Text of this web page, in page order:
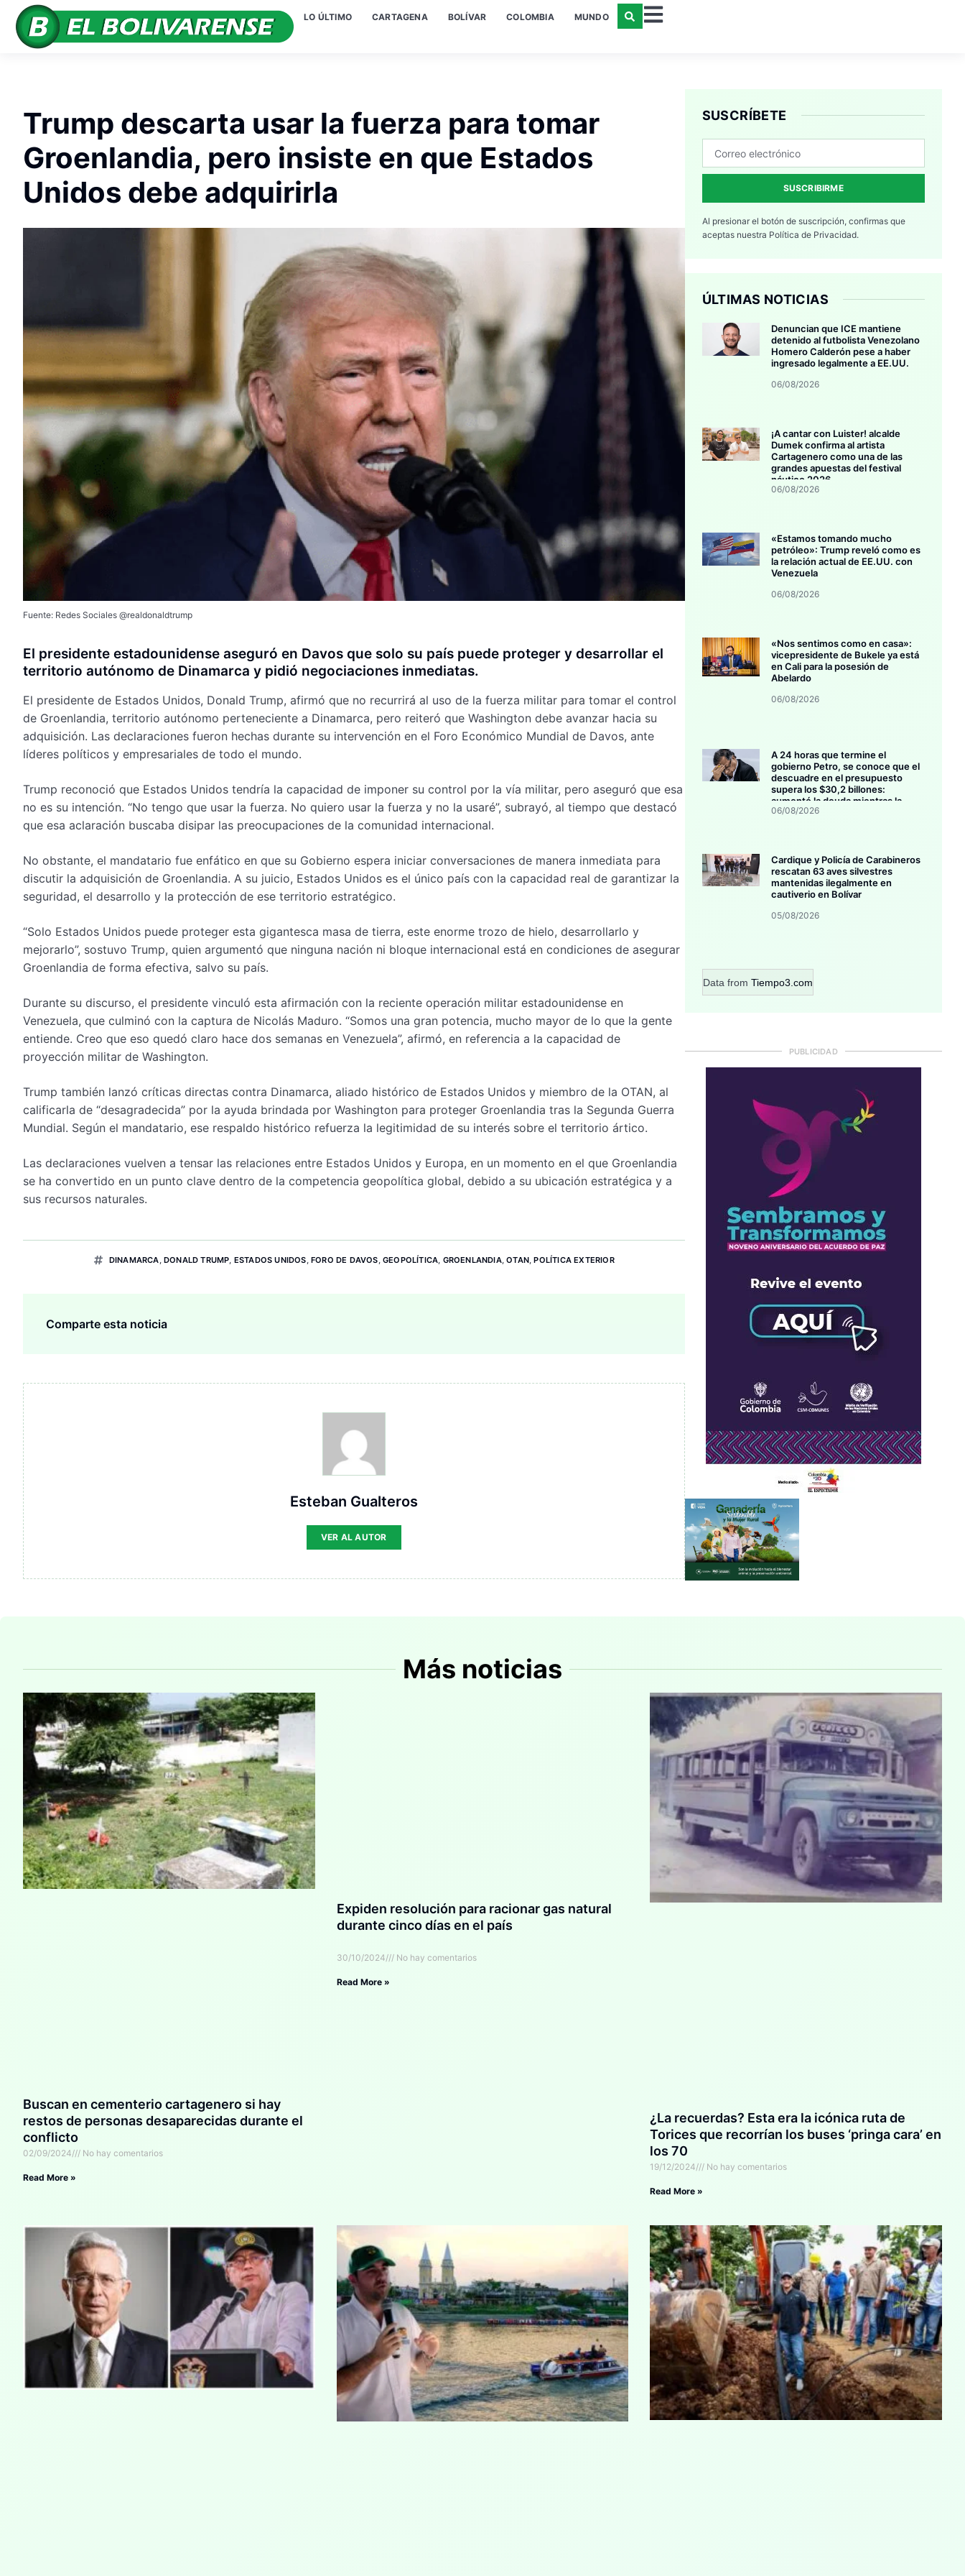
LO ÚLTIMO CARTAGENA BOLÍVAR COLOMBIA MUNDO
Trump descarta usar la fuerza para tomar
Groenlandia, pero insiste en que Estados
Unidos debe adquirirla
Fuente: Redes Sociales @realdonaldtrump
El presidente estadounidense aseguró en Davos que solo su país puede proteger y desarrollar el
territorio autónomo de Dinamarca y pidió negociaciones inmediatas.
El presidente de Estados Unidos, Donald Trump, afirmó que no recurrirá al uso de la fuerza militar para tomar el control
de Groenlandia, territorio autónomo perteneciente a Dinamarca, pero reiteró que Washington debe avanzar hacia su
adquisición. Las declaraciones fueron hechas durante su intervención en el Foro Económico Mundial de Davos, ante
líderes políticos y empresariales de todo el mundo.
Trump reconoció que Estados Unidos tendría la capacidad de imponer su control por la vía militar, pero aseguró que esa
no es su intención. “No tengo que usar la fuerza. No quiero usar la fuerza y no la usaré”, subrayó, al tiempo que destacó
que esa aclaración buscaba disipar las preocupaciones de la comunidad internacional.
No obstante, el mandatario fue enfático en que su Gobierno espera iniciar conversaciones de manera inmediata para
discutir la adquisición de Groenlandia. A su juicio, Estados Unidos es el único país con la capacidad real de garantizar la
seguridad, el desarrollo y la protección de ese territorio estratégico.
“Solo Estados Unidos puede proteger esta gigantesca masa de tierra, este enorme trozo de hielo, desarrollarlo y
mejorarlo”, sostuvo Trump, quien argumentó que ninguna nación ni bloque internacional está en condiciones de asegurar
Groenlandia de forma efectiva, salvo su país.
Durante su discurso, el presidente vinculó esta afirmación con la reciente operación militar estadounidense en
Venezuela, que culminó con la captura de Nicolás Maduro. “Somos una gran potencia, mucho mayor de lo que la gente
entiende. Creo que eso quedó claro hace dos semanas en Venezuela”, afirmó, en referencia a la capacidad de
proyección militar de Washington.
Trump también lanzó críticas directas contra Dinamarca, aliado histórico de Estados Unidos y miembro de la OTAN, al
calificarla de “desagradecida” por la ayuda brindada por Washington para proteger Groenlandia tras la Segunda Guerra
Mundial. Según el mandatario, ese respaldo histórico refuerza la legitimidad de su interés sobre el territorio ártico.
Las declaraciones vuelven a tensar las relaciones entre Estados Unidos y Europa, en un momento en el que Groenlandia
se ha convertido en un punto clave dentro de la competencia geopolítica global, debido a su ubicación estratégica y a
sus recursos naturales.
DINAMARCA, DONALD TRUMP, ESTADOS UNIDOS, FORO DE DAVOS, GEOPOLÍTICA, GROENLANDIA,OTAN,POLÍTICA EXTERIOR
Comparte esta noticia
Esteban Gualteros
VER AL AUTOR
SUSCRÍBETE
SUSCRIBIRME
Al presionar el botón de suscripción, confirmas que
aceptas nuestra Política de Privacidad.
ÚLTIMAS NOTICIAS
Denuncian que ICE mantiene
detenido al futbolista Venezolano
Homero Calderón pese a haber
ingresado legalmente a EE.UU.
06/08/2026
¡A cantar con Luister! alcalde
Dumek confirma al artista
Cartagenero como una de las
grandes apuestas del festival
náutico 2026
06/08/2026
«Estamos tomando mucho
petróleo»: Trump reveló como es
la relación actual de EE.UU. con
Venezuela
06/08/2026
«Nos sentimos como en casa»:
vicepresidente de Bukele ya está
en Cali para la posesión de
Abelardo
06/08/2026
A 24 horas que termine el
gobierno Petro, se conoce que el
descuadre en el presupuesto
supera los $30,2 billones:
aumentó la deuda mientras la
inversión se estanca
06/08/2026
Cardique y Policía de Carabineros
rescatan 63 aves silvestres
mantenidas ilegalmente en
cautiverio en Bolívar
05/08/2026
Data from Tiempo3.com
PUBLICIDAD
Más noticias
Buscan en cementerio cartagenero si hay
restos de personas desaparecidas durante el
conflicto
02/09/2024 No hay comentarios
Read More »
Expiden resolución para racionar gas natural
durante cinco días en el país
30/10/2024 No hay comentarios
Read More »
¿La recuerdas? Esta era la icónica ruta de
Torices que recorrían los buses ‘pringa cara’ en
los 70
19/12/2024 No hay comentarios
Read More »